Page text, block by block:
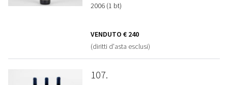
2006 (1 bt)
VENDUTO € 240
(diritti d'asta esclusi)
107